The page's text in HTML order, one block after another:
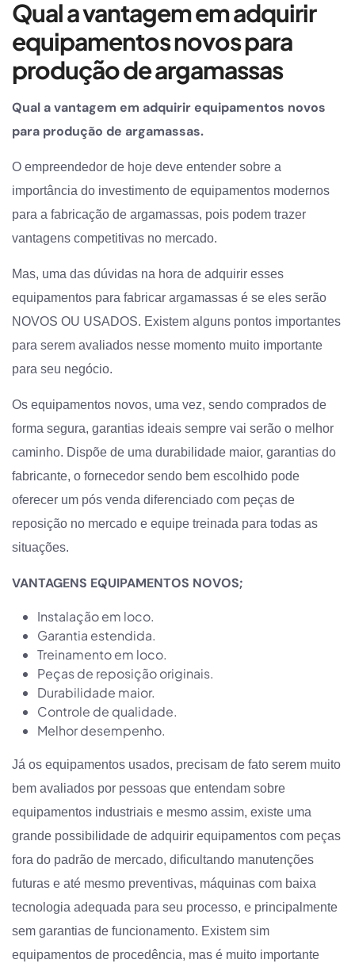
Qual a vantagem em adquirir
equipamentos novos para
produção de argamassas
Qual a vantagem em adquirir equipamentos novos
para produção de argamassas.
O empreendedor de hoje deve entender sobre a
importância do investimento de equipamentos modernos
para a fabricação de argamassas, pois podem trazer
vantagens competitivas no mercado.
Mas, uma das dúvidas na hora de adquirir esses
equipamentos para fabricar argamassas é se eles serão
NOVOS OU USADOS. Existem alguns pontos importantes
para serem avaliados nesse momento muito importante
para seu negócio.
Os equipamentos novos, uma vez, sendo comprados de
forma segura, garantias ideais sempre vai serão o melhor
caminho. Dispõe de uma durabilidade maior, garantias do
fabricante, o fornecedor sendo bem escolhido pode
oferecer um pós venda diferenciado com peças de
reposição no mercado e equipe treinada para todas as
situações.
VANTAGENS EQUIPAMENTOS NOVOS;
Instalação em loco.
Garantia estendida.
Treinamento em loco.
Peças de reposição originais.
Durabilidade maior.
Controle de qualidade.
Melhor desempenho.
Já os equipamentos usados, precisam de fato serem muito
bem avaliados por pessoas que entendam sobre
equipamentos industriais e mesmo assim, existe uma
grande possibilidade de adquirir equipamentos com peças
fora do padrão de mercado, dificultando manutenções
futuras e até mesmo preventivas, máquinas com baixa
tecnologia adequada para seu processo, e principalmente
sem garantias de funcionamento. Existem sim
equipamentos de procedência, mas é muito importante